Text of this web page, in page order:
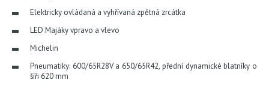
Elektricky ovládaná a vyhřívaná zpětná zrcátka
LED Majáky vpravo a vlevo
Michelin
Pneumatiky: 600/65R28V a 650/65R42, přední dynamické blatníky o
šíři 620 mm